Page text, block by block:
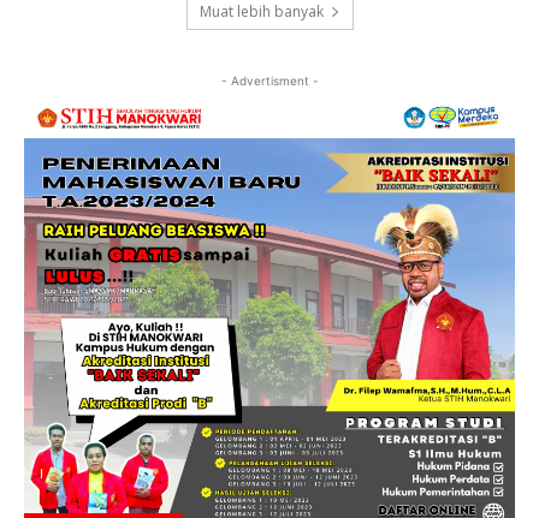
Muat lebih banyak
- Advertisment -